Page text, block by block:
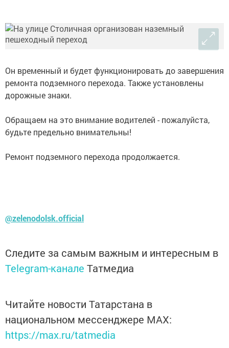
Он временный и будет функционировать до завершения
ремонта подземного перехода. Также установлены
дорожные знаки.
Обращаем на это внимание водителей - пожалуйста,
будьте предельно внимательны!
Ремонт подземного перехода продолжается.
@zelenodolsk.official
Следите за самым важным и интересным в
Telegram-канале Татмедиа
Читайте новости Татарстана в
национальном мессенджере MАХ:
https://max.ru/tatmedia